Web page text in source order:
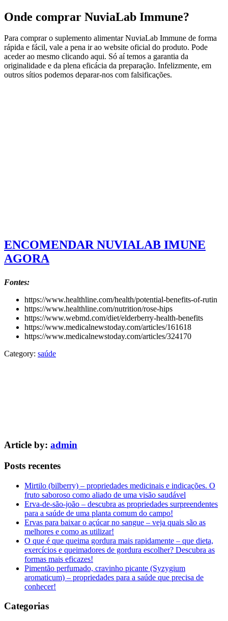
Onde comprar NuviaLab Immune?
Para comprar o suplemento alimentar NuviaLab Immune de forma
rápida e fácil, vale a pena ir ao website oficial do produto. Pode
aceder ao mesmo clicando aqui. Só aí temos a garantia da
originalidade e da plena eficácia da preparação. Infelizmente, em
outros sítios podemos deparar-nos com falsificações.
ENCOMENDAR NUVIALAB IMUNE
AGORA
Fontes:
https://www.healthline.com/health/potential-benefits-of-rutin
https://www.healthline.com/nutrition/rose-hips
https://www.webmd.com/diet/elderberry-health-benefits
https://www.medicalnewstoday.com/articles/161618
https://www.medicalnewstoday.com/articles/324170
Category: saúde
Article by: admin
Posts recentes
Mirtilo (bilberry) – propriedades medicinais e indicações. O
fruto saboroso como aliado de uma visão saudável
Erva-de-são-joão – descubra as propriedades surpreendentes
para a saúde de uma planta comum do campo!
Ervas para baixar o açúcar no sangue – veja quais são as
melhores e como as utilizar!
O que é que queima gordura mais rapidamente – que dieta,
exercícios e queimadores de gordura escolher? Descubra as
formas mais eficazes!
Pimentão perfumado, cravinho picante (Syzygium
aromaticum) – propriedades para a saúde que precisa de
conhecer!
Categorias